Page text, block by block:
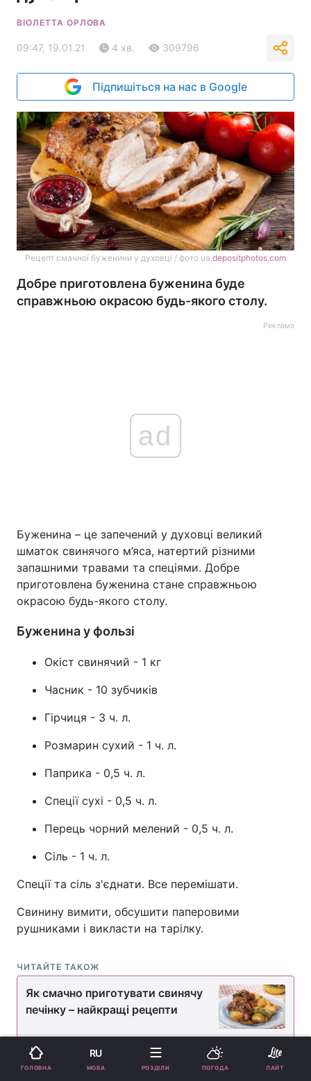
ВІОЛЕТТА ОРЛОВА
09:47, 19.01.21 4 хв. 309796
Підпишіться на нас в Google
Рецепт смачної буженини у духовці / фото ua.depositphotos.com
Добре приготовлена буженина буде
справжньою окрасою будь-якого столу.
Реклама
ad
Буженина – це запечений у духовці великий
шматок свинячого м’яса, натертий різними
запашними травами та спеціями. Добре
приготовлена буженина стане справжньою
окрасою будь-якого столу.
Буженина у фользі
Окіст свинячий - 1 кг
Часник - 10 зубчиків
Гірчиця - 3 ч. л.
Розмарин сухий - 1 ч. л.
Паприка - 0,5 ч. л.
Спеції сухі - 0,5 ч. л.
Перець чорний мелений - 0,5 ч. л.
Сіль - 1 ч. л.
Спеції та сіль з'єднати. Все перемішати.
Свинину вимити, обсушити паперовими
рушниками і викласти на тарілку.
ЧИТАЙТЕ ТАКОЖ
Як смачно приготувати свинячу
печінку – найкращі рецепти
Ножем зробити у м'ясі глибокі проколи і
вставити у них зубчики часнику. М'ясо ретельно
ГОЛОВНА
RU
МОВА РОЗДІЛИ ПОГОДА ЛАЙТ